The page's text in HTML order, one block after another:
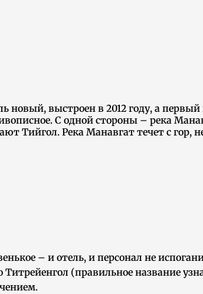
новый, выстроен в 2012 году, а
С одной стороны – река
Тийгол. Река Манавгат течет с гор,
– и отель, и персонал не
(правильное название